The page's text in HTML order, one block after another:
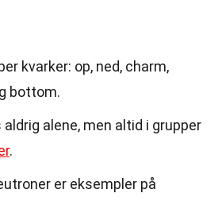
kvarker: op, ned, charm,
bottom.
alene, men altid i grupper
.
er eksempler på